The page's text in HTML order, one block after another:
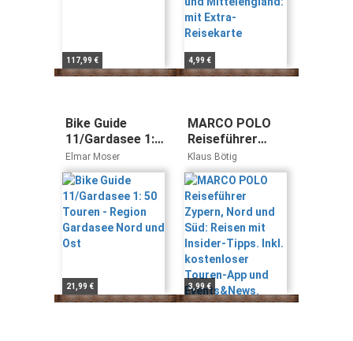
117,99 € 4,99 €
Bike Guide
11/Gardasee 1:
50 Touren -
Region
Gardasee Nord
und Ost
Elmar Moser
21,99 €
MARCO POLO
Reiseführer
Zypern, Nord
und Süd: Reisen
mit Insider-
Tipps. Inkl.
kostenloser
Touren-App und
Events&News.
Klaus Bötig
3,99 €